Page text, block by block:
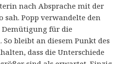
nach Absprache mit der
sah. Popp verwandelte den
Demütigung für die
bleibt an diesem Punkt des
dass die Unterschiede